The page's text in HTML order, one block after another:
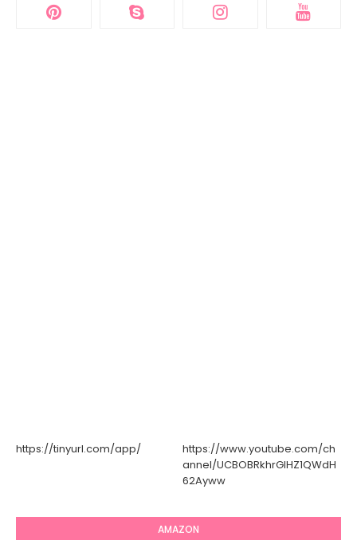
https://tinyurl.com/app/
https://www.youtube.com/ch
annel/UCBOBRkhrGIHZ1QWdH
62Ayww
AMAZON